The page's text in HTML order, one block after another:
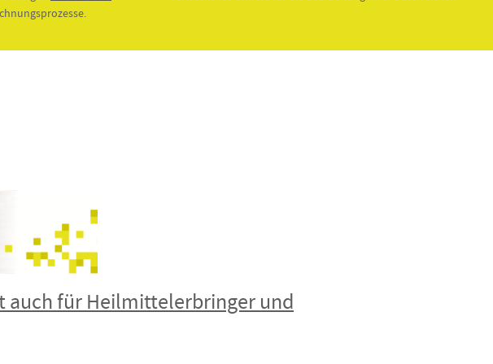
auch für Heilmittelerbringer und